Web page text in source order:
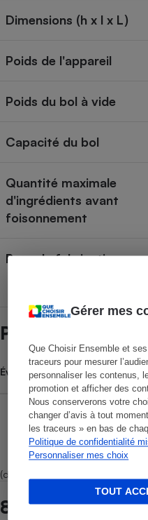
Gérer mes
Que Choisir Ensemble et
traceurs pour mesurer
personnaliser les contenus,
promotion et afficher des
Nous conserverons votre
changer d’avis à tout
les traceurs » en bas de
Politique de confidentialité
Personnaliser mes choix
TOUT
Dimensions (h x l x L)
Poids de l'appareil
Poids du bol à vide
Capacité du bol
Quantité maximale
d'ingrédients avant
foisonnement
Pays de fabrication
Prix et magasins
Évolution du prix moyen
(dont 3 marketplaces)
8 points de vente